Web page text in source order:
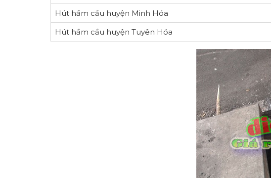
Hút hầm cầu huyện Minh Hóa
Hút hầm cầu huyện Tuyên Hóa